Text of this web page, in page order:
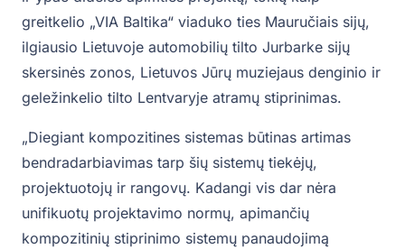
greitkelio „VIA Baltika“ viaduko ties Mauručiais sijų,
ilgiausio Lietuvoje automobilių tilto Jurbarke sijų
skersinės zonos, Lietuvos Jūrų muziejaus denginio ir
geležinkelio tilto Lentvaryje atramų stiprinimas. ‎‎
„Diegiant kompozitines sistemas būtinas artimas
bendradarbiavimas tarp šių sistemų tiekėjų,
projektuotojų ir rangovų. Kadangi vis dar nėra
unifikuotų projektavimo normų, apimančių
kompozitinių stiprinimo sistemų panaudojimą